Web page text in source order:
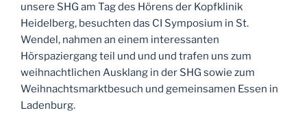
unsere SHG am Tag des Hörens der Kopfklinik
Heidelberg, besuchten das CI Symposium in St.
Wendel, nahmen an einem interessanten
Hörspaziergang teil und und und trafen uns zum
weihnachtlichen Ausklang in der SHG sowie zum
Weihnachtsmarktbesuch und gemeinsamen Essen in
Ladenburg.